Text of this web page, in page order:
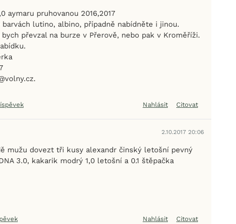
aymaru pruhovanou 2016,2017
barvách lutino, albino, případně nabídněte i jinou.
bych převzal na burze v Přerově, nebo pak v Kroměříži.
Nahlásit Citovat
2.10.2017 20:06
mužu dovezt tři kusy alexandr činský letošní pevný
3.0, kakarik modrý 1,0 letošní a 0.1 štěpačka
Nahlásit Citovat